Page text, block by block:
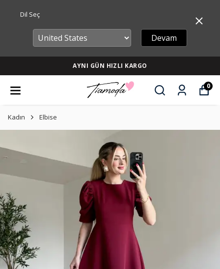
Dil Seç
Devam
AYNI GÜN HIZLI KARGO
0
Kadın Elbise